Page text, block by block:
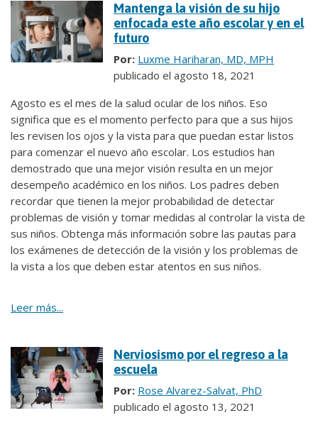
Mantenga la visión de su hijo
enfocada este año escolar y en el
futuro
Por: Luxme Hariharan, MD, MPH
publicado el agosto 18, 2021
Agosto es el mes de la salud ocular de los niños. Eso
significa que es el momento perfecto para que a sus hijos
les revisen los ojos y la vista para que puedan estar listos
para comenzar el nuevo año escolar. Los estudios han
demostrado que una mejor visión resulta en un mejor
desempeño académico en los niños. Los padres deben
recordar que tienen la mejor probabilidad de detectar
problemas de visión y tomar medidas al controlar la vista de
sus niños. Obtenga más información sobre las pautas para
los exámenes de detección de la visión y los problemas de
la vista a los que deben estar atentos en sus niños.
Leer más...
Nerviosismo por el regreso a la
escuela
Por: Rose Alvarez-Salvat, PhD
publicado el agosto 13, 2021